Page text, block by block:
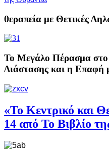
θεραπεία με Θετικές
Το Μεγάλο Πέρασμα
Διάστασης και η Επαφή
«Το Κεντρικό και
14 από Το Βιβλίο